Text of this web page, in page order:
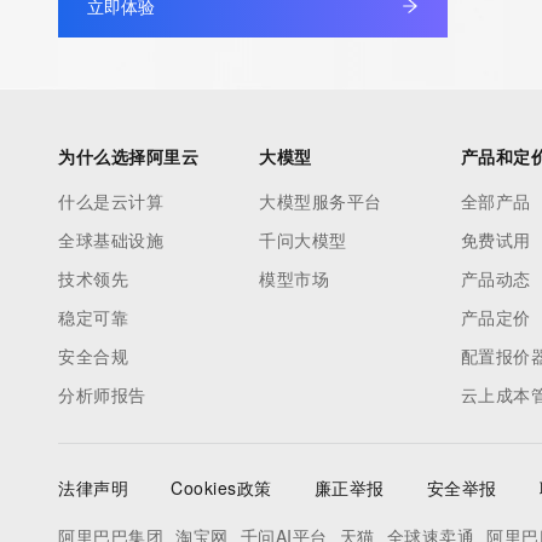
立即体验
为什么选择阿里云
什么是云计算
全球基础设施
技术领先
稳定可靠
安全合规
分析师报告
大模型
大模型服务平台
千问大模型
模型市场
产品和定
全部产品
免费试用
产品动态
产品定价
配置报价
云上成本
法律声明 Cookies政策 廉正举报 安全举报
阿里巴巴集团 淘宝网 千问AI平台 天猫 全球速卖通 阿里